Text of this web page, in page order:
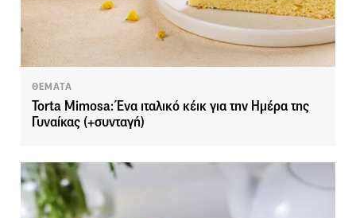
ΘΕΜΑΤΑ
Torta Mimosa: Ένα ιταλικό κέικ για την Ημέρα της
Γυναίκας (+συνταγή)